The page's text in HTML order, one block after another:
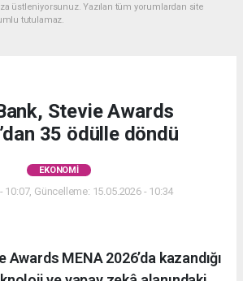
üstleniyorsunuz. Yazılan tüm yorumlardan site
tutulamaz.
Stevie Awards
35 ödülle döndü
EKONOMI
10:07, Güncelleme: 15.05.2026 - 10:34
Awards MENA 2026’da kazandığı